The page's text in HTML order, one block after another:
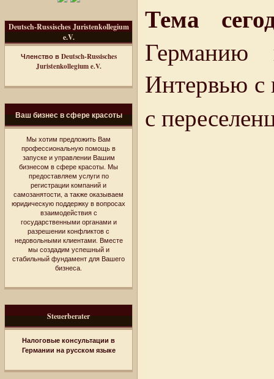
Deutsch-Russisches Juristenkollegium
e.V.
Членство в Deutsch-Russisches
Juristenkollegium e.V.
Ваш бизнес в сфере красоты
Мы хотим предложить Вам
профессиональную помощь в
запуске и управлении Вашим
бизнесом в сфере красоты. Мы
предоставляем услуги по
регистрации компаний и
самозанятости, а также оказываем
юридическую поддержку в вопросах
взаимодействия с
государственными органами и
разрешении конфликтов с
недовольными клиентами. Вместе
мы создадим успешный и
стабильный фундамент для Вашего
бизнеса.
Steuerberater
Налоговые консультации в
Германии на русском языке
Тема
Германию
Интервью с
с